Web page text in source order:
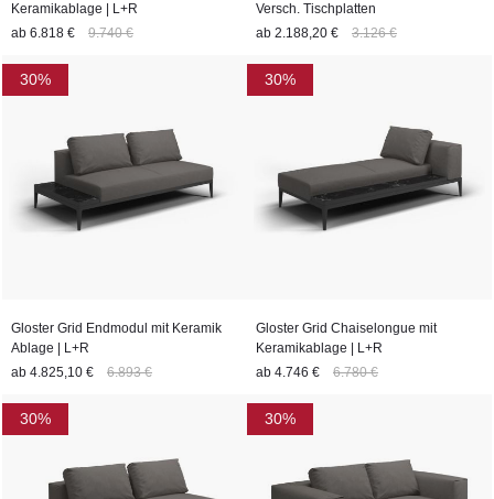
Keramikablage | L+R
ab 6.818 € 9.740 €
Versch. Tischplatten
ab 2.188,20 € 3.126 €
30%
Gloster Grid Endmodul mit Keramik
Ablage | L+R
ab 4.825,10 € 6.893 €
30%
Gloster Grid Chaiselongue mit
Keramikablage | L+R
ab 4.746 € 6.780 €
30% 30%